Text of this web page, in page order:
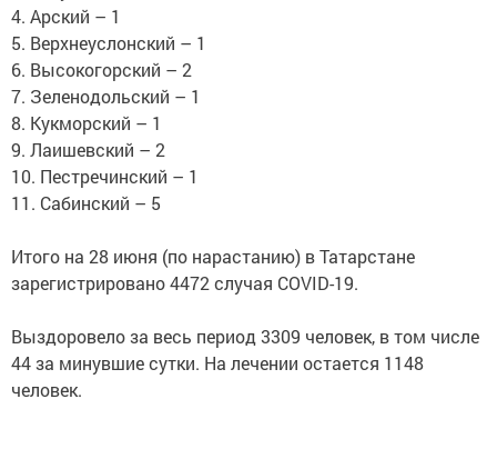
4. Арский – 1
5. Верхнеуслонский – 1
6. Высокогорский – 2
7. Зеленодольский – 1
8. Кукморский – 1
9. Лаишевский – 2
10. Пестречинский – 1
11. Сабинский – 5
Итого на 28 июня (по нарастанию) в Татарстане
зарегистрировано 4472 случая COVID-19.
Выздоровело за весь период 3309 человек, в том числе
44 за минувшие сутки. На лечении остается 1148
человек.